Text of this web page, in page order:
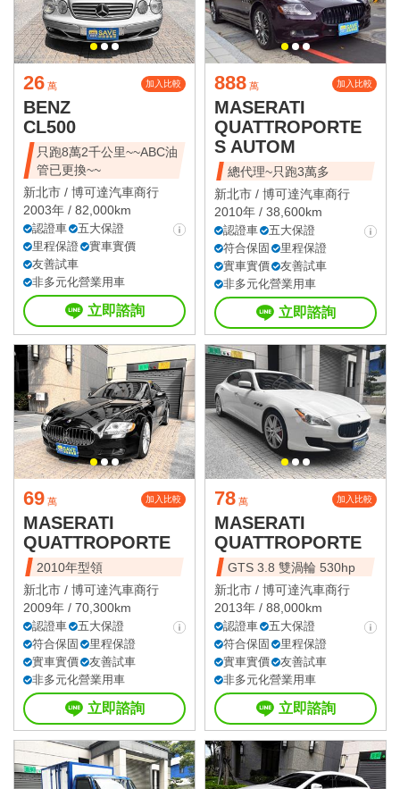
26 萬 加入比較
BENZ
CL500
只跑8萬2千公里~~ABC油
管已更換~~
新北市 / 博可達汽車商行
2003年 / 82,000km
認證車
五大保證
里程保證
實車實價
友善試車
非多元化營業用車
立即諮詢
888 萬 加入比較
MASERATI
QUATTROPORTE
S AUTOM
總代理~只跑3萬多
新北市 / 博可達汽車商行
2010年 / 38,600km
認證車
五大保證
符合保固
里程保證
實車實價
友善試車
非多元化營業用車
立即諮詢
69 萬 加入比較
MASERATI
QUATTROPORTE
2010年型領
新北市 / 博可達汽車商行
2009年 / 70,300km
認證車
五大保證
符合保固
里程保證
實車實價
友善試車
非多元化營業用車
立即諮詢
78 萬 加入比較
MASERATI
QUATTROPORTE
GTS 3.8 雙渦輪 530hp
新北市 / 博可達汽車商行
2013年 / 88,000km
認證車
五大保證
符合保固
里程保證
實車實價
友善試車
非多元化營業用車
立即諮詢